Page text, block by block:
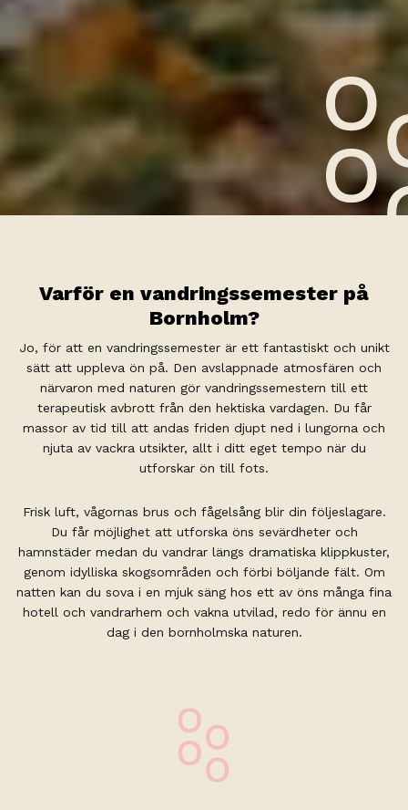
Varför en vandringssemester på
Bornholm?
Jo, för att en vandringssemester är ett fantastiskt och unikt
sätt att uppleva ön på. Den avslappnade atmosfären och
närvaron med naturen gör vandringssemestern till ett
terapeutisk avbrott från den hektiska vardagen. Du får
massor av tid till att andas friden djupt ned i lungorna och
njuta av vackra utsikter, allt i ditt eget tempo när du
utforskar ön till fots.
Frisk luft, vågornas brus och fågelsång blir din följeslagare.
Du får möjlighet att utforska öns sevärdheter och
hamnstäder medan du vandrar längs dramatiska klippkuster,
genom idylliska skogsområden och förbi böljande fält. Om
natten kan du sova i en mjuk säng hos ett av öns många fina
hotell och vandrarhem och vakna utvilad, redo för ännu en
dag i den bornholmska naturen.